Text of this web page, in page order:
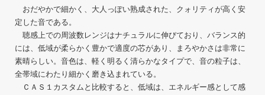
おだやかで細かく、大人っぽい熟成された、クォリティが高く安
定した音である。
聴感上での周波数レンジはナチュラルに伸びており、バランス的
には、低域が柔らかく豊かで適度の芯があり、まろやかさは非常に
素晴らしい。音色は、軽く明るく清らかなタイプで、音の粒子は、
全帯域にわたり細かく磨き込まれている。
ＣＡＳ１カスタムと比較すると、低域は、エネルギー感として感